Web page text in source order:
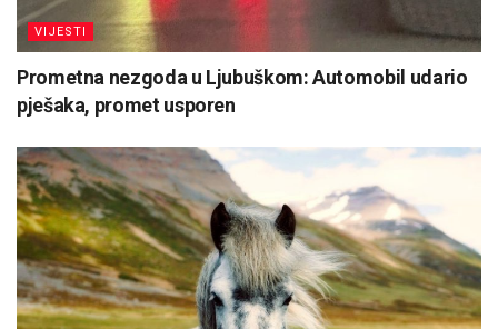
VIJESTI
Prometna nezgoda u Ljubuškom: Automobil udario
pješaka, promet usporen